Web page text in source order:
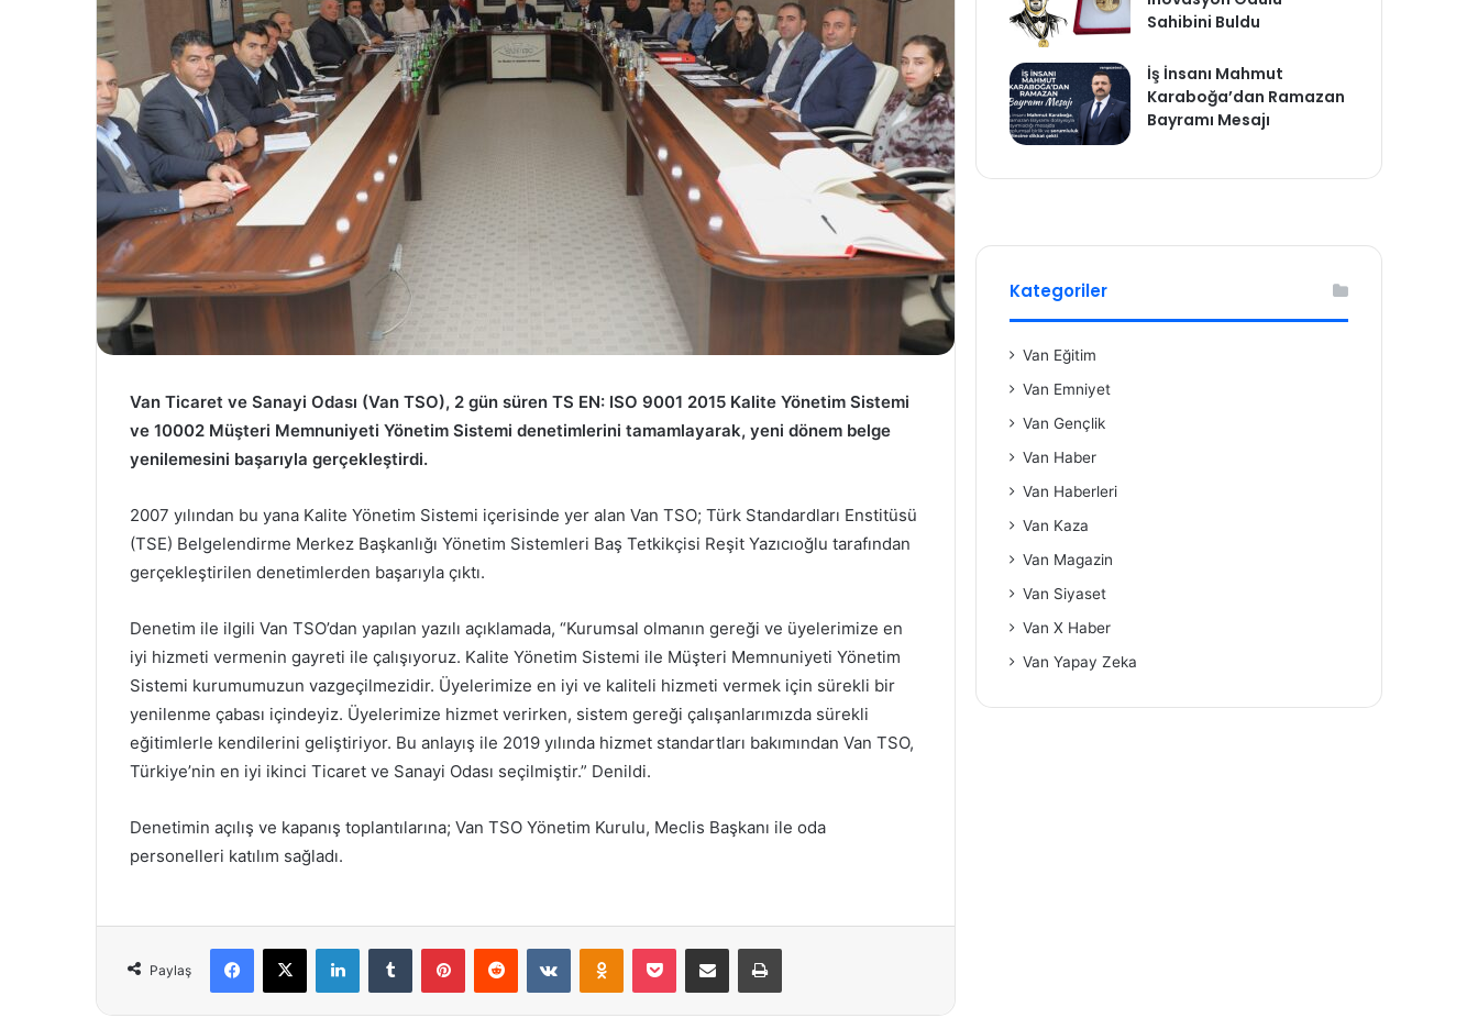
Van Ticaret ve Sanayi Odası (Van TSO), 2 gün süren TS EN: ISO 9001 2015 Kalite Yönetim Sistemi
ve 10002 Müşteri Memnuniyeti Yönetim Sistemi denetimlerini tamamlayarak, yeni dönem belge
yenilemesini başarıyla gerçekleştirdi.
2007 yılından bu yana Kalite Yönetim Sistemi içerisinde yer alan Van TSO; Türk Standardları Enstitüsü
(TSE) Belgelendirme Merkez Başkanlığı Yönetim Sistemleri Baş Tetkikçisi Reşit Yazıcıoğlu tarafından
gerçekleştirilen denetimlerden başarıyla çıktı.
Denetim ile ilgili Van TSO’dan yapılan yazılı açıklamada, “Kurumsal olmanın gereği ve üyelerimize en
iyi hizmeti vermenin gayreti ile çalışıyoruz. Kalite Yönetim Sistemi ile Müşteri Memnuniyeti Yönetim
Sistemi kurumumuzun vazgeçilmezidir. Üyelerimize en iyi ve kaliteli hizmeti vermek için sürekli bir
yenilenme çabası içindeyiz. Üyelerimize hizmet verirken, sistem gereği çalışanlarımızda sürekli
eğitimlerle kendilerini geliştiriyor. Bu anlayış ile 2019 yılında hizmet standartları bakımından Van TSO,
Türkiye’nin en iyi ikinci Ticaret ve Sanayi Odası seçilmiştir.” Denildi.
Denetimin açılış ve kapanış toplantılarına; Van TSO Yönetim Kurulu, Meclis Başkanı ile oda
personelleri katılım sağladı.
Paylaş
Facebook
X LinkedInTumblr PinterestReddit VKontakteOdnoklassniki
Pocket E-Posta ile paylaş Yazdır
Sahibini Buldu
İş İnsanı Mahmut
Karaboğa’dan Ramazan
Bayramı Mesajı
Kategoriler
Van Eğitim
Van Emniyet
Van Gençlik
Van Haber
Van Haberleri
Van Kaza
Van Magazin
Van Siyaset
Van X Haber
Van Yapay Zeka